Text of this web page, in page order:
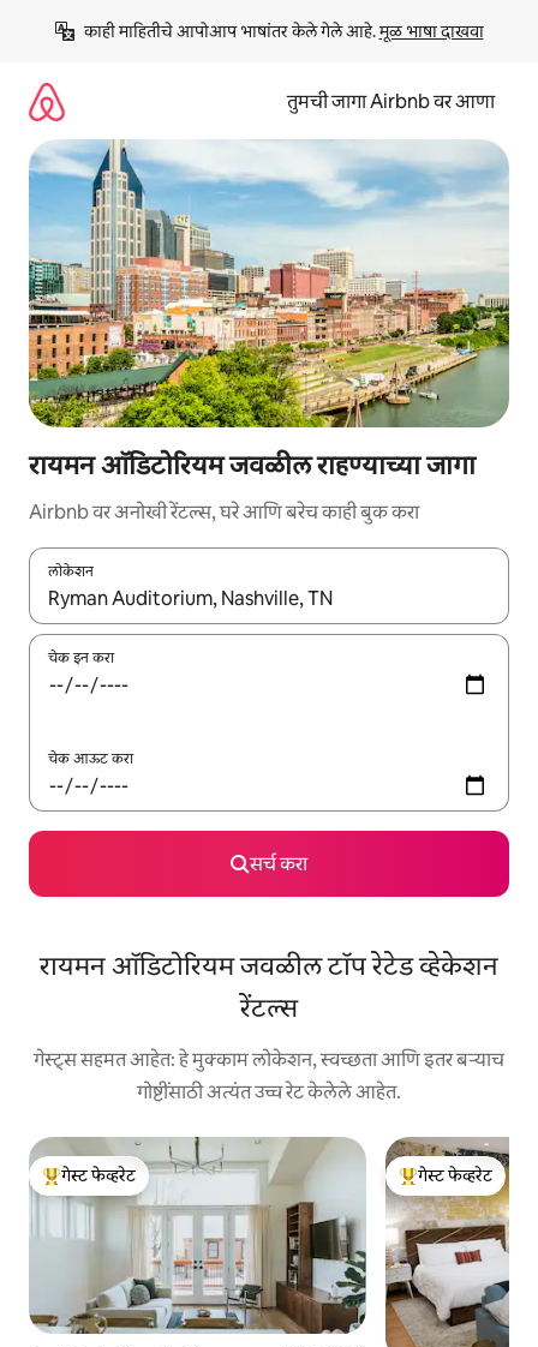
काही माहितीचे आपोआप भाषांतर केले गेले आहे. मूळ भाषा दाखवा
तुमची जागा Airbnb वर आणा
रायमन ऑडिटोरियम जवळील राहण्याच्या जागा
Airbnb वर अनोखी रेंटल्स, घरे आणि बरेच काही बुक करा
लोकेशन
जेव्हा परिणाम उपलब्ध असतील, तेव्हा वरच्या आणि खाली बाणांच्या किजसह
चेक इन करा
चेक आऊट करा
सर्च करा
रायमन ऑडिटोरियम जवळील टॉप रेटेड व्हेकेशन
रेंटल्स
गेस्ट्स सहमत आहेत: हे मुक्काम लोकेशन, स्वच्छता आणि इतर बऱ्याच
गोष्टींसाठी अत्यंत उच्च रेट केलेले आहेत.
टॉप गेस्ट फेव्हरेट
गेस्ट फेव्हरेट
टॉप गेस्ट फेव्हरेट
गेस्ट फेव्हरेट